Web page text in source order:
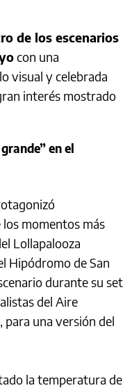
de los escenarios
con una
visual y celebrada
interés mostrado
en el
momentos más
Lollapalooza
Hipódromo de San
durante su set
del Aire
para una versión del
la temperatura de